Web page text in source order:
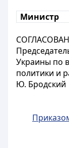
Министр
Украины по
политики и
Ю. Бродский